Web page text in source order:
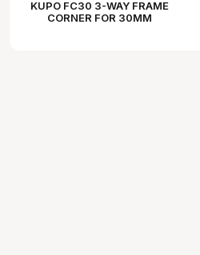
KUPO FC30 3-WAY FRAME
CORNER FOR 30MM